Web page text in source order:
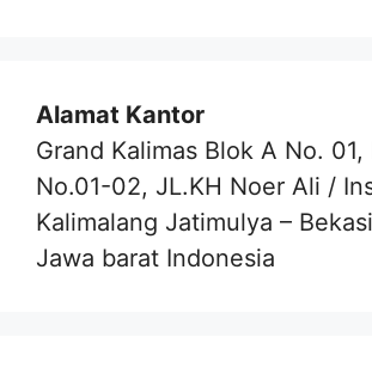
Alamat Kantor
Grand Kalimas Blok A No. 01,
No.01-02, JL.KH Noer Ali /
Kalimalang Jatimulya –
Jawa barat Indonesia